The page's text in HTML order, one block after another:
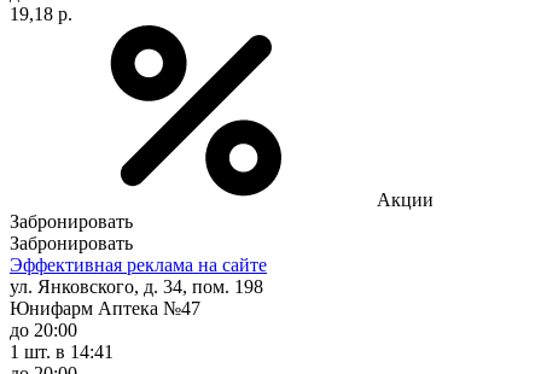
19,18 р.
Акции
Забронировать
Забронировать
Эффективная реклама на сайте
ул. Янковского, д. 34, пом. 198
Юнифарм Аптека №47
до 20:00
1 шт. в 14:41